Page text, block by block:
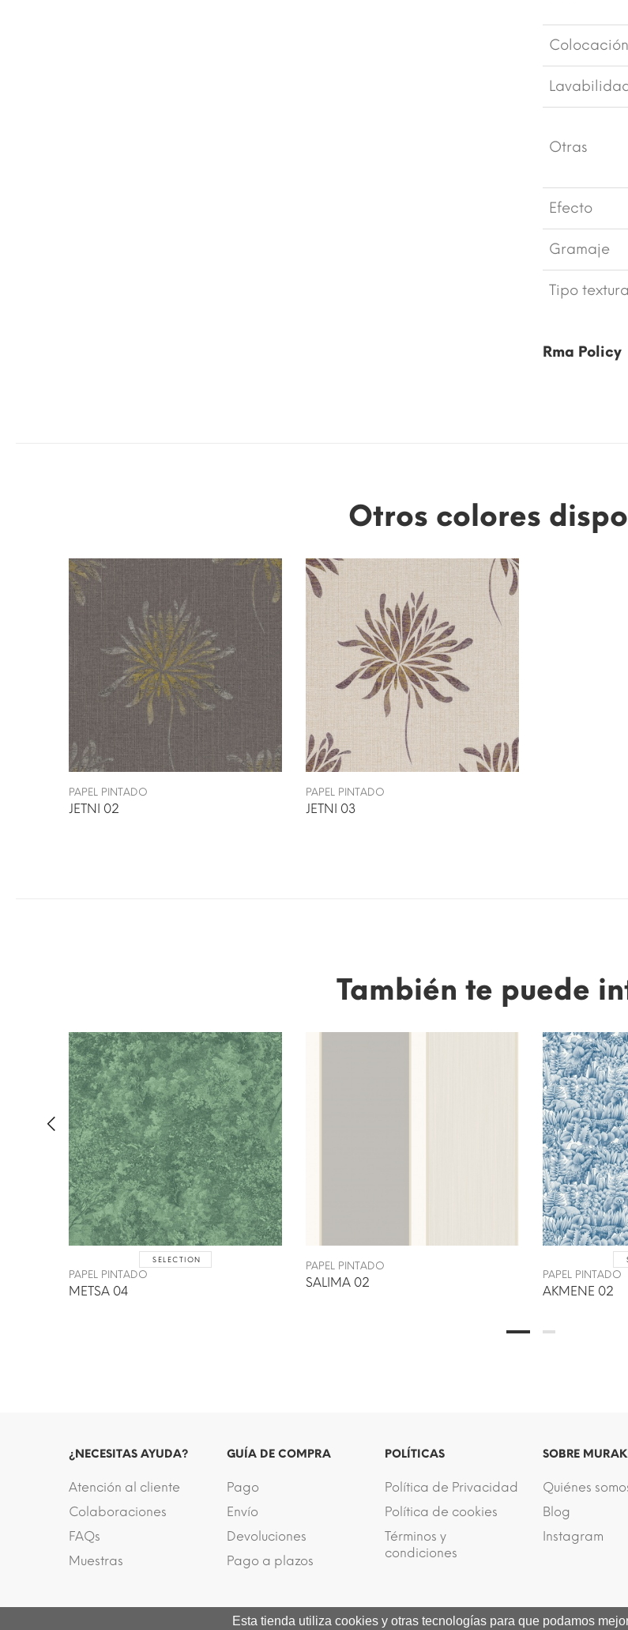
Colocación
Lavabilidad
Otras
Efecto
Gramaje
Tipo textura
Rma Policy
Otros colores
PAPEL PINTADO
JETNI 02
PAPEL PINTADO
JETNI 03
También te puede
SELECTION
PAPEL PINTADO
METSA 04
PAPEL PINTADO
SALIMA 02
PAPEL PINTADO
AKMENE 02
¿NECESITAS AYUDA?
Atención al cliente
Colaboraciones
FAQs
Muestras
GUÍA DE COMPRA
Pago
Envío
Devoluciones
Pago a plazos
POLÍTICAS
Política de Privacidad
Política de cookies
Términos y
condiciones
SOBRE
Quiénes
Blog
Instagram
Esta tienda utiliza cookies y otras tecnologías para que podamos